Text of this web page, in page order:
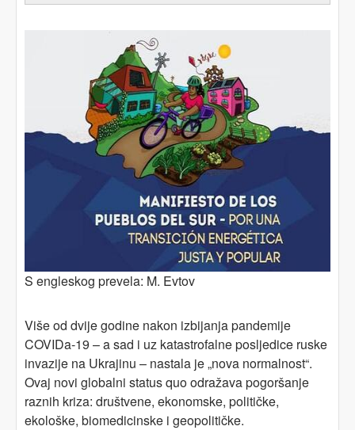
S engleskog prevela: M. Evtov
Više od dvije godine nakon izbijanja pandemije
COVIDa-19 – a sad i uz katastrofalne posljedice ruske
invazije na Ukrajinu – nastala je „nova normalnost“.
Ovaj novi globalni status quo odražava pogoršanje
raznih kriza: društvene, ekonomske, političke,
ekološke, biomedicinske i geopolitičke.